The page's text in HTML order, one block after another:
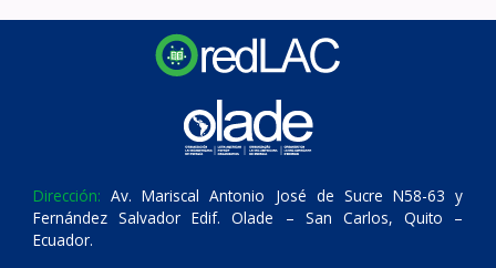
Dirección: Av. Mariscal Antonio José de Sucre N58-63 y
Fernández Salvador Edif. Olade – San Carlos, Quito –
Ecuador.